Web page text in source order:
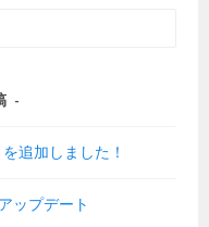
追加しました！
ップデート